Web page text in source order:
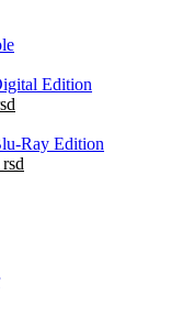
Edition
Ray Edition
rsd